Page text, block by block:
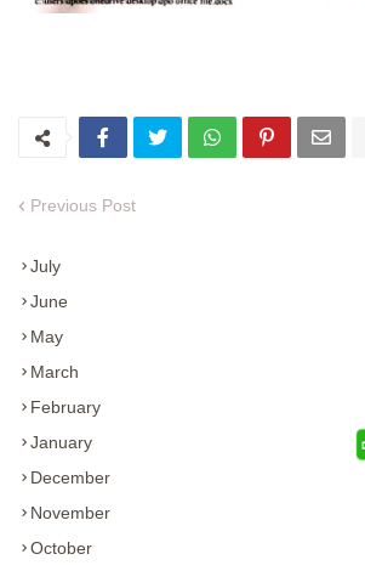
Previous Post
July
June
May
March
February
January
December
November
October